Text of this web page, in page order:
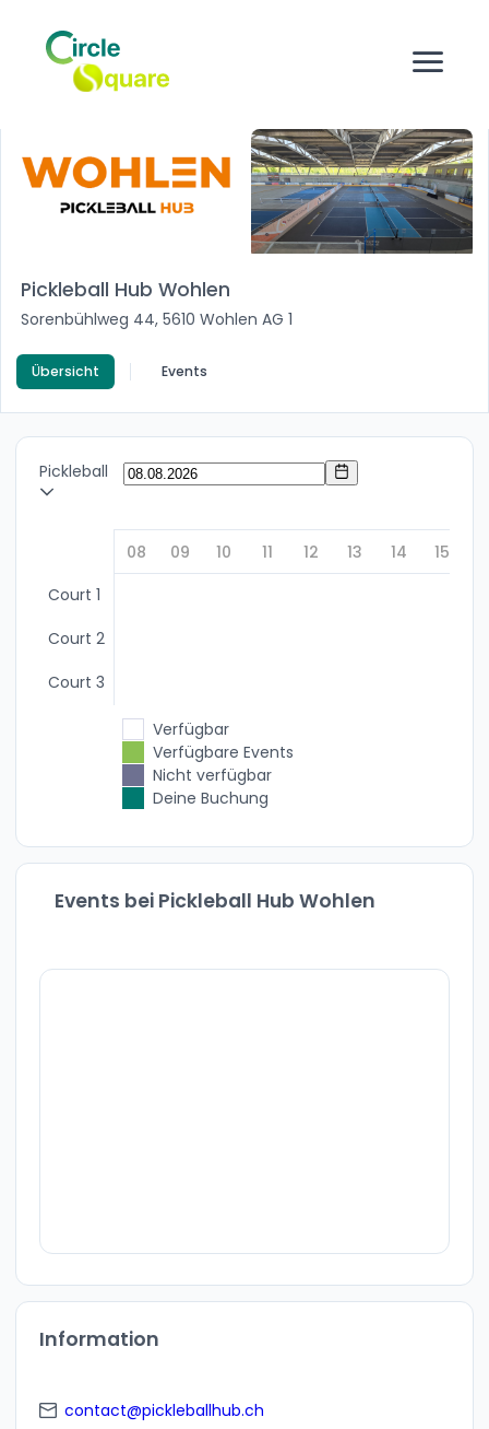
Pickleball Hub Wohlen
Sorenbühlweg 44, 5610 Wohlen AG 1
Übersicht Events
Pickleball
Court 1
Court 2
Court 3
08 09 10 11 12 13 14 15
Verfügbar
Verfügbare Events
Nicht verfügbar
Deine Buchung
Events bei Pickleball Hub Wohlen
Information
contact@pickleballhub.ch